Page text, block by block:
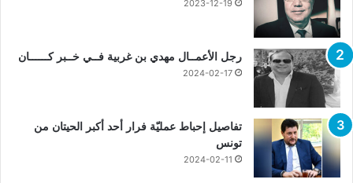
2023-12-19
رجل الأعمــال مهدي بن غربية فــي خــبر كــــــان
2024-02-17
تفاصيل إحباط عمليّة فرار أحد أكبر الحيتان من
تونس
2024-02-11